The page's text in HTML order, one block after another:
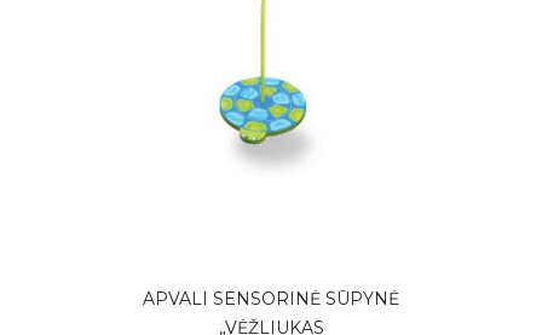
APVALI SENSORINĖ SŪPYNĖ
„VĖŽLIUKAS